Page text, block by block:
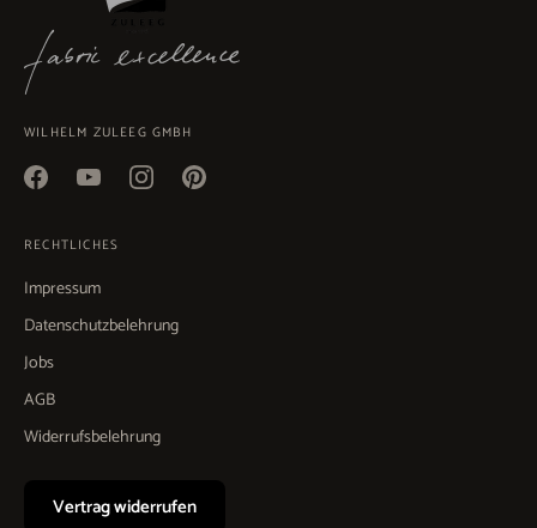
WILHELM ZULEEG GMBH
RECHTLICHES
Impressum
Datenschutzbelehrung
Jobs
AGB
Widerrufsbelehrung
Vertrag widerrufen